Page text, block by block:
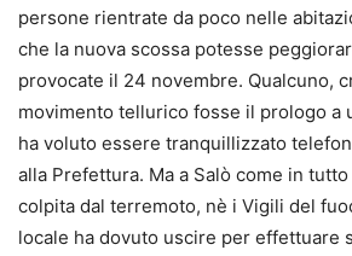
persone rientrate da poco nelle
che la nuova scossa potesse
provocate il 24 novembre. Qualcuno,
movimento tellurico fosse il prologo a
ha voluto essere tranquillizzato
alla Prefettura. Ma a Salò come in
colpita dal terremoto, nè i Vigili del
locale ha dovuto uscire per effettuare